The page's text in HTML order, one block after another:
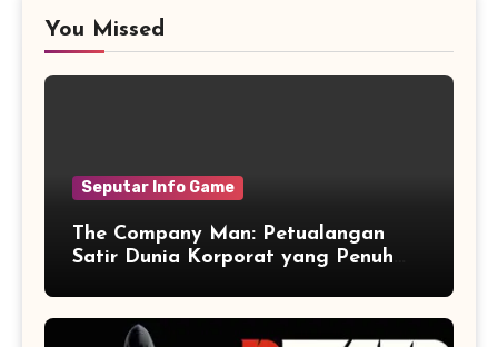
You Missed
Seputar Info Game
The Company Man: Petualangan
Satir Dunia Korporat yang Penuh